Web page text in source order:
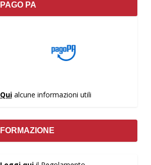
PAGO PA
Quialcune informazioni utili
FORMAZIONE